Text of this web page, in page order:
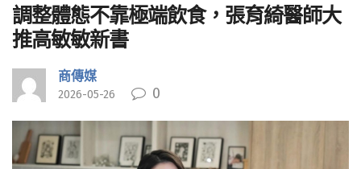
調整體態不靠極端飲食，張育綺醫師大
推高敏敏新書
商傳媒
2026-05-26 0